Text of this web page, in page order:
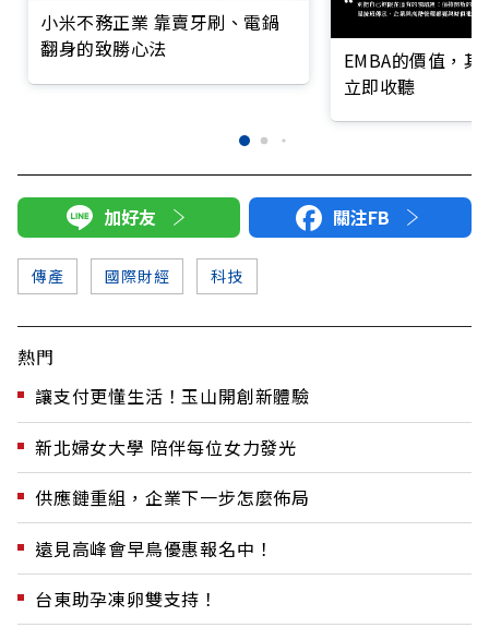
小米不務正業 靠賣牙刷、電鍋
翻身的致勝心法
EMBA的價值，
立即收聽
加好友 關注FB
傳產 國際財經 科技
熱門
讓支付更懂生活！玉山開創新體驗
新北婦女大學 陪伴每位女力發光
供應鏈重組，企業下一步怎麼佈局
遠見高峰會早鳥優惠報名中！
台東助孕凍卵雙支持！